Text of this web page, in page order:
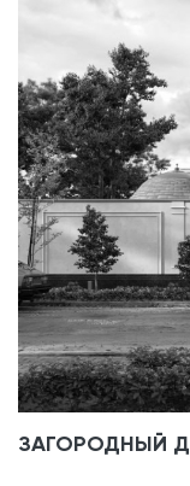
ЗАГОРОДНЫЙ